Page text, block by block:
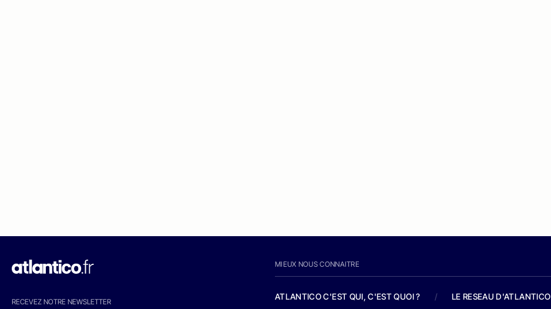
RECEVEZ NOTRE NEWSLETTER
MIEUX NOUS CONNAITRE
ATLANTICO C'EST QUI, C'EST QUOI ? / LE RESEAU D'ATLANTICO